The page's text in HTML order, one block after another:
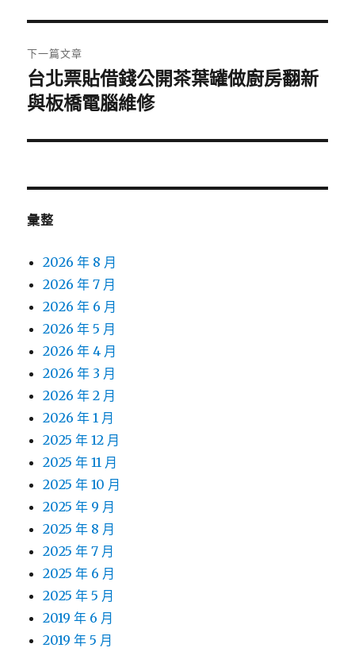
覽
文
章:
下一篇文章
下
一
文
台北票貼借錢公開茶葉罐做廚房翻新
與板橋電腦維修
彙整
2026 年 8 月
2026 年 7 月
2026 年 6 月
2026 年 5 月
2026 年 4 月
2026 年 3 月
2026 年 2 月
2026 年 1 月
2025 年 12 月
2025 年 11 月
2025 年 10 月
2025 年 9 月
2025 年 8 月
2025 年 7 月
2025 年 6 月
2025 年 5 月
2019 年 6 月
2019 年 5 月